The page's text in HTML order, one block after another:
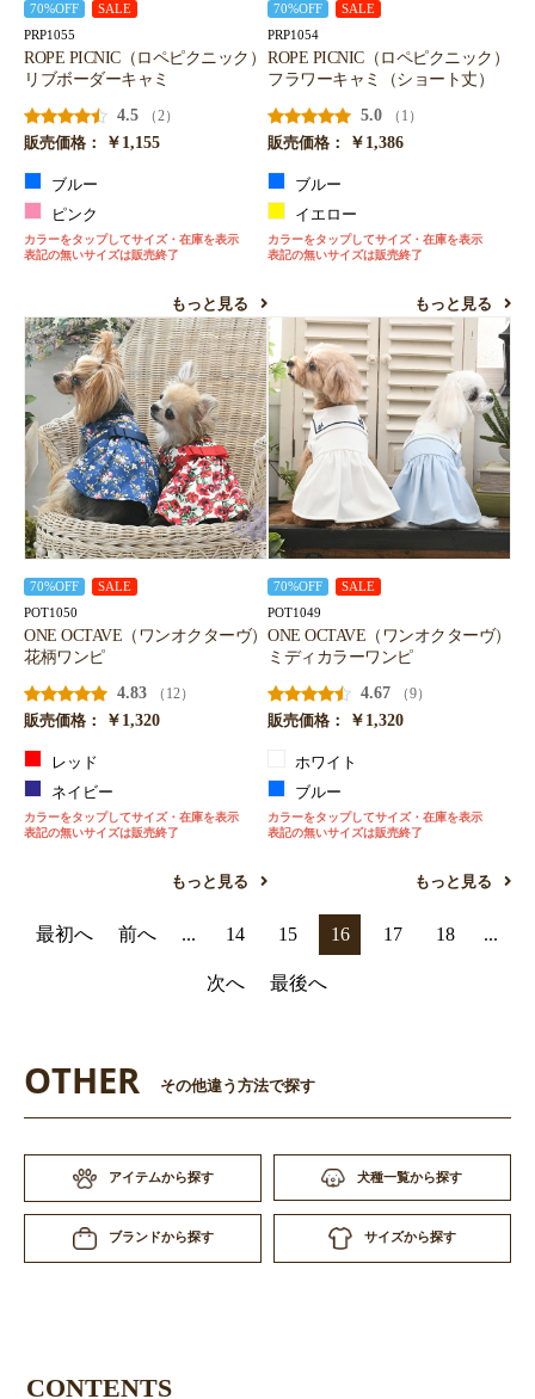
70%OFF SALE
PRP1055
ROPE PICNIC（ロペピクニック）
リブボーダーキャミ
4.5
（2）
販売価格：
￥1,155
ブルー
ピンク
カラーをタップしてサイズ・在庫を表示
表記の無いサイズは販売終了
もっと見る
70%OFF SALE
PRP1054
ROPE PICNIC（ロペピクニック）
フラワーキャミ（ショート丈）
5.0
（1）
販売価格：
￥1,386
ブルー
イエロー
カラーをタップしてサイズ・在庫を表示
表記の無いサイズは販売終了
もっと見る
70%OFF SALE
POT1050
ONE OCTAVE（ワンオクターヴ）
花柄ワンピ
4.83
（12）
販売価格：
￥1,320
レッド
ネイビー
カラーをタップしてサイズ・在庫を表示
表記の無いサイズは販売終了
もっと見る
70%OFF SALE
POT1049
ONE OCTAVE（ワンオクターヴ）
ミディカラーワンピ
4.67
（9）
販売価格：
￥1,320
ホワイト
ブルー
カラーをタップしてサイズ・在庫を表示
表記の無いサイズは販売終了
もっと見る
最初へ 前へ ... 14 15 16 17 18 ...
次へ 最後へ
OTHER その他違う方法で探す
アイテムから探す 犬種一覧から探す
ブランドから探す サイズから探す
CONTENTS